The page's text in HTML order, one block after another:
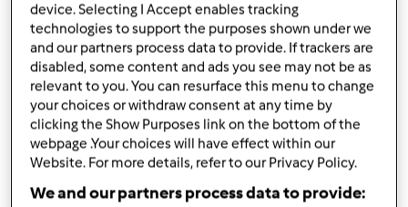
Ingredienti
Ad esempio: per l’impasto
4zucchine,lunghe o tonde
10fogliolinespinaci
1cucchiaino colmopiselli surgelati
1costA di sedano a pezzi
1pomodoro maturo
device. Selecting I Accept enables tracking
technologies to support the purposes shown under we
and our partners process data to provide. If trackers are
disabled, some content and ads you see may not be as
relevant to you. You can resurface this menu to change
your choices or withdraw consent at any time by
clicking the Show Purposes link on the bottom of the
webpage .Your choices will have effect within our
Website. For more details, refer to our Privacy Policy.
We and our partners process data to provide: